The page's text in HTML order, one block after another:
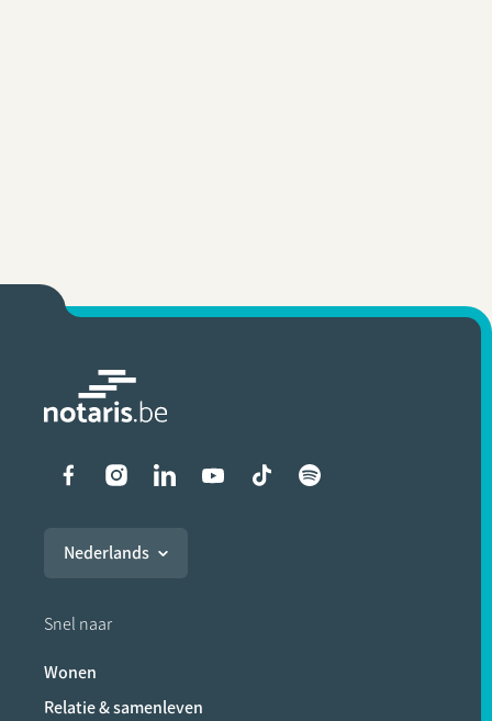
Liens vers les réseaux
Nederlands
Snel naar
Wonen
Relatie & samenleven